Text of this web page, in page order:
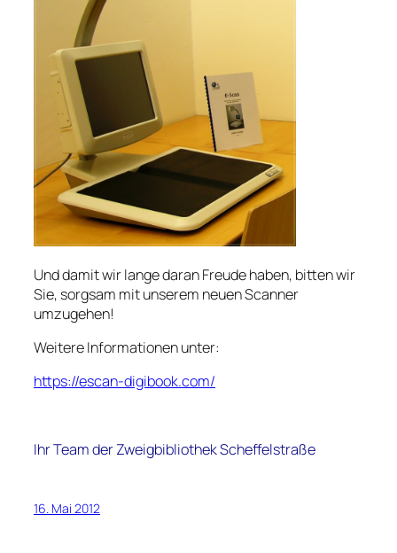
Und damit wir lange daran Freude haben, bitten wir
Sie, sorgsam mit unserem neuen Scanner
umzugehen!
Weitere Informationen unter:
https://escan-digibook.com/
Ihr Team der Zweigbibliothek Scheffelstraße
16. Mai 2012